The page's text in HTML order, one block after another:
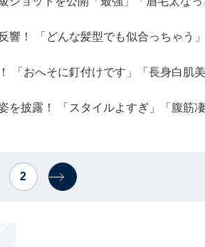
響！ 「どんな髪型でも似合っちゃう
「おへそに釘付けです」「長身白肌美
を披露！ 「スタイルよすぎ」「腹筋
2